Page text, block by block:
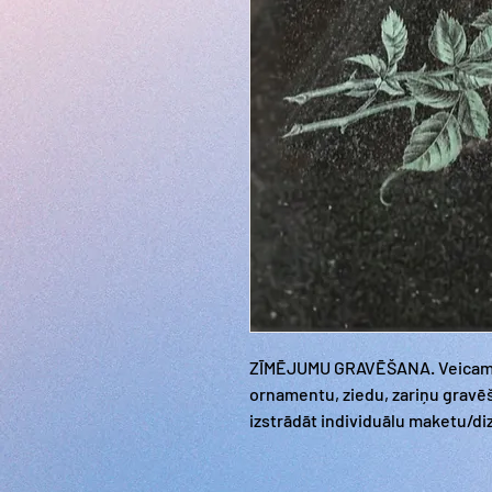
ZĪMĒJUMU GRAVĒŠANA.
ornamentu, ziedu, zariņu
izstrādāt individuālu maketu/